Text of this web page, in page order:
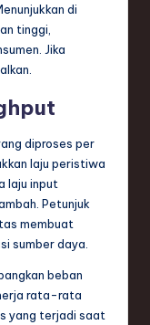
di
tinggi,
Jika
diproses per
laju peristiwa
laju input
Petunjuk
membuat
sumber daya.
beban
rata-rata
yang terjadi saat